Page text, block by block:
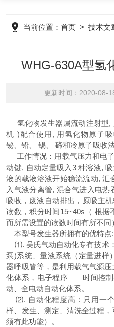
当前位置：首页 >技术文
WHG-630A型氢
更新时间：2020-
氢化物发生器属流动注射型,
机 )配合使用, 用氢化物原子
铋、铅、 锡、 碲和冷原子吸收
工作情况：用载气压力和电
动键, 自动定量吸入3 种溶液,
液的载液溶液开始稳流流动,
入气液分离管, 混合气进入电
吸收，废液自动排出，原吸主机
读数，积分时间15~40s（ 根
而所需设置的读数时间有所不同
本型号发生器所拥有的优特点:
⑴. 吴氏气动自动化专有技术
泵)系统、量液系统（定量进样
器呼吸管等，是利用载气气源
化体系，电子程序——时间控
动、全电动自动化体系。
⑵. 自动化程度高：只用一
样、发生、测定、清洗全过程
须有此功能）。